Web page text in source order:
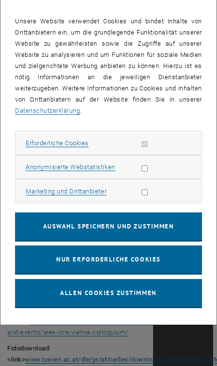
über den weltweit aktuellen Stand der
Forschung in der Robotik geben werden.
Zu den prominentesten Vortragenden gehört
etwa David Orin von der Ohio State University,
der sich mit Robotern beschäftigt, die auf
Beinen gehen können und nicht auf Räder
angewiesen sind. Der japanische
Wissenschaftler Makoto Kaneko (Osaka) wird
Roboter sprechen, deren Fähigkeiten über die
des Menschen noch hinausgehen – zum
Beispiel in der Sensorik. Roboter, die mehr
sehen als Menschen könnten beispielsweise
Metta (LIRA-Lab, Genua) beschäftigt sich mit
sprechen.
Prechtlsaal, Karlsplatz 13, Erdgeschoß, 1040
news-and-events ieee-icra-vienna-colloquium
and-events/ieee-icra-vienna-colloquium/
Fotodownload:
<link>www.tuwien.ac.at/dle/pr/aktuelles/downloads/2012/
Unsere Website verwendet Cookies und bindet Inhalte von
Drittanbietern ein, um die grundlegende Funktionalität unserer
Website zu gewährleisten sowie die Zugriffe auf unserer
Website zu analysieren und um Funktionen für soziale Medien
und zielgerichtete Werbung anbieten zu können. Hierzu ist es
nötig Informationen an die jeweiligen Dienstanbieter
weiterzugeben. Weitere Informationen zu Cookies und Inhalten
von Drittanbietern auf der Website finden Sie in unserer
Datenschutzerklärung.
Erforderliche Cookies Erforderliche Cookies zulassen
Anonymisierte WebstatistikenStatistik Cookies zulassen
Marketing und DrittanbieterMarketing Cookies zulassen
AUSWAHL SPEICHERN UND ZUSTIMMEN
NUR ERFORDERLICHE COOKIES
ALLEN COOKIES ZUSTIMMEN